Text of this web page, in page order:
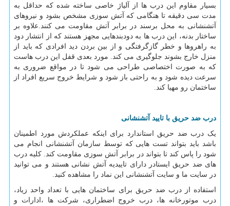
بسیار مقاوم این درب ها از آلیاژ خاصی ساخته شده که حداقل به
مدت سی دقیقه تا هنگامی که آتش سوزی مشخص بشود و نیروهای
آتشنشانی به محل برسند در برابر آتش مقاومت می کنند.علاوه بر
ساختار بدنه، این درب ها به دودبندهایی مجهز هستند که از انتشار دود
به راهروها و خطر گازگرفتگی و از بین بردن دید افرادی که باید از
منزل خارج بشوند جلوگیری می کند. مورد بعدی قفل این درب هاست
که به صورت اختصاصی طراحی می شود تا در مواقع ضروری به
سرعت دیده شود و به راحتی باز شود و شرایط خروج سریع افراد از
ساختمان رو مهیا کند.
درب ضد حریق با تایید آتشنشانی
یک درب ضد حریق استاندارد برای اینکه عملکردش مورد اطمینان
باشد باید بتواند تست هایی که توسط سازمان آتشنشانی انجام می
شود را پاس کند تا بتواند در برابر آتش سوزی مقاومت کند. کلیه درب
های ضد حریق ایستادر دارای تاییدیه آتش نشانی هستند و می توانید
در سایت ما و سایت آتشنشانی این نماد را مشاهده کنید.
استفاده از درب ضد حریق برای ساختمان هایی با تعداد واحد زیاد،
درب موتورخانه ها، درب خروج اضطراری، شرکت ها ،ادارات و